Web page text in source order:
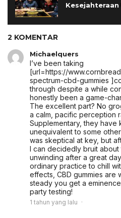
Kesejahteraan
2 KOMENTAR
Michaelquers
I’ve been taking
[url=https://
spectrum-cbd-gummies
through despite a while
honestly been a game-
The excellent part? No
a calm, pacific perception
Supplementary, they
unequivalent to some
was skeptical at key, but
I can decidedly bruit about
unwinding after a great
ordinary practice to chill
effects, CBD gummies are
steady you get a
party testing!
1 tahun yang lalu